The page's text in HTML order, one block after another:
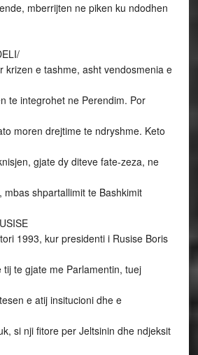
mberrijten ne piken ku ndodhen
krizen e tashme, asht vendosmenia e
te integrohet ne Perendim. Por
moren drejtime te ndryshme. Keto
gjate dy diteve fate-zeza, ne
mbas shpartallimit te Bashkimit
1993, kur presidenti i Rusise Boris
te gjate me Parlamentin, tuej
e atij insitucioni dhe e
si nji fitore per Jeltsinin dhe ndjeksit